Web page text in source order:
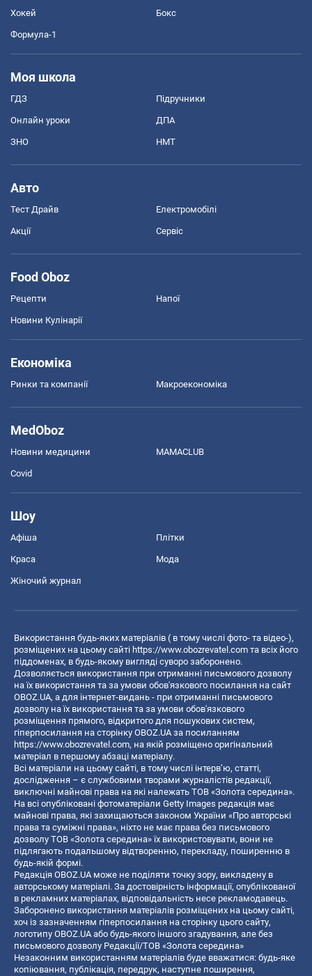
Хокей Бокс
Формула-1
Моя школа
ГДЗ Підручники
Онлайн уроки ДПА
ЗНО НМТ
Авто
Тест Драйв Електромобілі
Акції Сервіс
Food Oboz
Рецепти Напої
Новини Кулінарії
Економіка
Ринки та компанії Макроекономіка
MedOboz
Новини медицини MAMACLUB
Covid
Шоу
Афіша Плітки
Краса Мода
Жіночий журнал
Використання будь-яких матеріалів ( в тому числі фото- та відео-),
розміщених на цьому сайті https://www.obozrevatel.com та всіх його
піддоменах, в будь-якому вигляді суворо заборонено.
Дозволяється використання при отриманні письмового дозволу
на їх використання та за умови обов'язкового посилання на сайт
OBOZ.UA, а для інтернет-видань - при отриманні письмового
дозволу на їх використання та за умови обов'язкового
розміщення прямого, відкритого для пошукових систем,
гіперпосилання на сторінку OBOZ.UA за посиланням
https://www.obozrevatel.com, на якій розміщено оригінальний
матеріал в першому абзаці матеріалу.
Всі матеріали на цьому сайті, в тому числі інтерв’ю, статті,
дослідження – є службовими творами журналістів редакції,
виключні майнові права на які належать ТОВ «Золота середина».
На всі опубліковані фотоматеріали Getty Images редакція має
майнові права, які захищаються законом України «Про авторські
права та суміжні права», ніхто не має права без письмового
дозволу ТОВ «Золота середина» їх використовувати, вони не
підлягають подальшому відтворенню, перекладу, поширенню в
будь-якій формі.
Редакція OBOZ.UA може не поділяти точку зору, викладену в
авторському матеріалі. За достовірність інформації, опублікованої
в рекламних матеріалах, відповідальність несе рекламодавець.
Заборонено використання матеріалів розміщених на цьому сайті,
хоч із зазначенням гіперпосилання на сторінку цього сайту,
логотипу OBOZ.UA або будь-якого іншого згадування, але без
письмового дозволу Редакції/ТОВ «Золота середина»
Незаконним використанням матеріалів буде вважатися: будь-яке
копiювання, публiкацiя, передрук, наступне поширення,